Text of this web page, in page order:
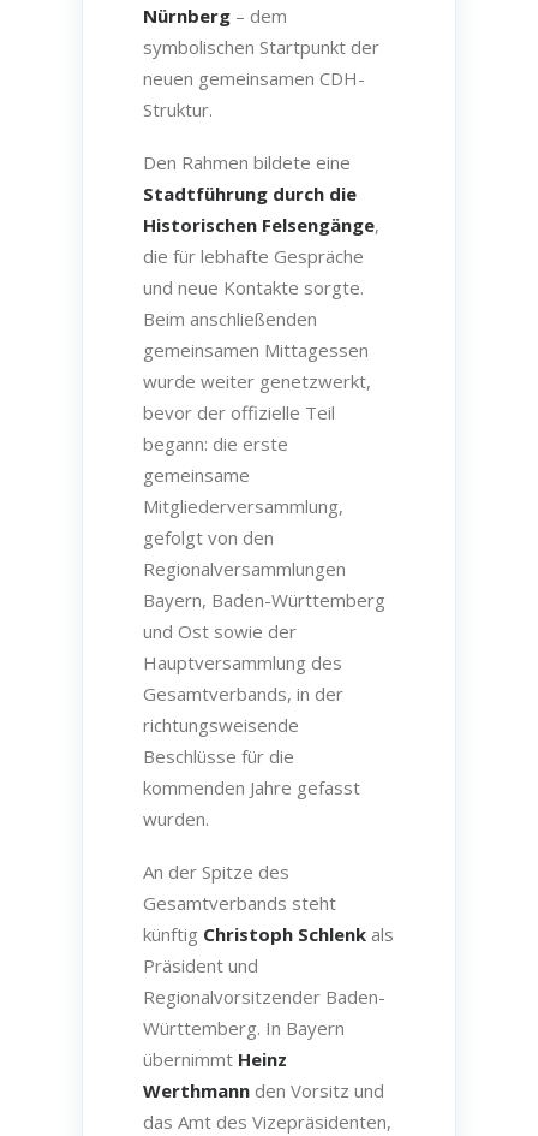
Nürnberg – dem
symbolischen Startpunkt der
neuen gemeinsamen CDH-
Struktur.
Den Rahmen bildete eine
Stadtführung durch die
Historischen Felsengänge,
die für lebhafte Gespräche
und neue Kontakte sorgte.
Beim anschließenden
gemeinsamen Mittagessen
wurde weiter genetzwerkt,
bevor der offizielle Teil
begann: die erste
gemeinsame
Mitgliederversammlung,
gefolgt von den
Regionalversammlungen
Bayern, Baden-Württemberg
und Ost sowie der
Hauptversammlung des
Gesamtverbands, in der
richtungsweisende
Beschlüsse für die
kommenden Jahre gefasst
wurden.
An der Spitze des
Gesamtverbands steht
künftig Christoph Schlenk als
Präsident und
Regionalvorsitzender Baden-
Württemberg. In Bayern
übernimmt Heinz
Werthmann den Vorsitz und
das Amt des Vizepräsidenten,